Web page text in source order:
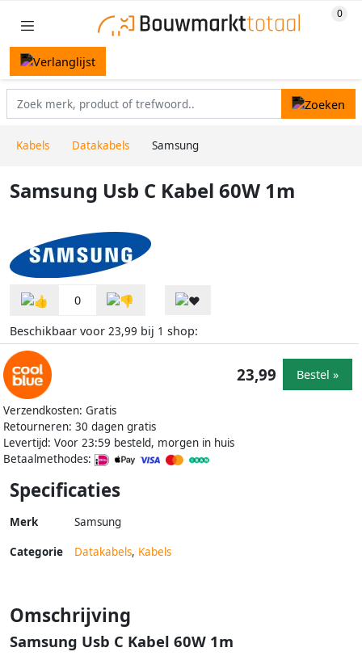
Kabels Datakabels Samsung
Samsung Usb C Kabel 60W 1m
0
Beschikbaar voor 23,99 bij 1 shop:
Verzendkosten: Gratis
Retourneren: 30 dagen gratis
Levertijd: Voor 23:59 besteld, morgen in huis
Betaalmethodes:
23,99 Bestel »
Specificaties
Merk Samsung
Categorie Datakabels, Kabels
Omschrijving
Samsung Usb C Kabel 60W 1m